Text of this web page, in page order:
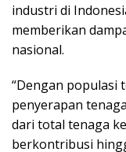
industri di
memberikan
nasional.
“Dengan populasi
penyerapan
dari total tenaga
berkontribusi